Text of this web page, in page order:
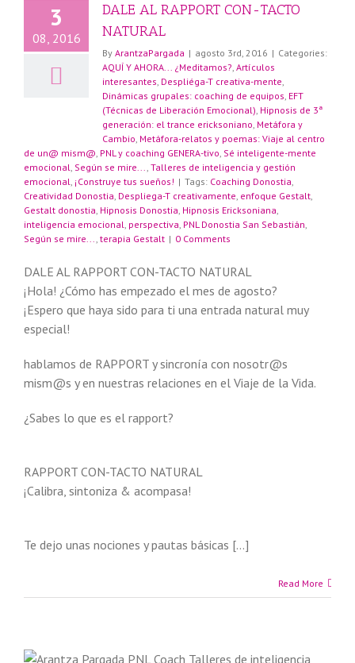
3
08, 2016
DALE AL RAPPORT CON-TACTO
NATURAL
By ArantzaPargada | agosto 3rd, 2016 | Categories:
AQUÍ Y AHORA... ¿Meditamos?, Artículos
interesantes, Despliéga-T creativa-mente,
Dinámicas grupales: coaching de equipos, EFT
(Técnicas de Liberación Emocional), Hipnosis de 3ª
generación: el trance ericksoniano, Metáfora y
Cambio, Metáfora-relatos y poemas: Viaje al centro
de un@ mism@, PNL y coaching GENERA-tivo, Sé inteligente-mente
emocional, Según se mire..., Talleres de inteligencia y gestión
emocional, ¡Construye tus sueños! | Tags: Coaching Donostia,
Creatividad Donostia, Despliega-T creativamente, enfoque Gestalt,
Gestalt donostia, Hipnosis Donostia, Hipnosis Ericksoniana,
inteligencia emocional, perspectiva, PNL Donostia San Sebastián,
Según se mire..., terapia Gestalt | 0 Comments
DALE AL RAPPORT CON-TACTO NATURAL
¡Hola! ¿Cómo has empezado el mes de agosto?
¡Espero que haya sido para ti una entrada natural muy
especial!
hablamos de RAPPORT y sincronía con nosotr@s
mism@s y en nuestras relaciones en el Viaje de la Vida.
¿Sabes lo que es el rapport?
RAPPORT CON-TACTO NATURAL
¡Calibra, sintoniza & acompasa!
Te dejo unas nociones y pautas básicas […]
Read More